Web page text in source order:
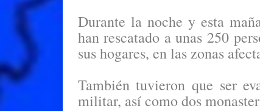
Durante la noche y esta
han rescatado a unas 250
sus hogares, en las zonas
También tuvieron que ser
militar, así como dos